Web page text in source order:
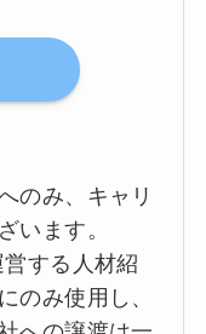
のみ、キャリ
います。
する人材紹
のみ使用し、